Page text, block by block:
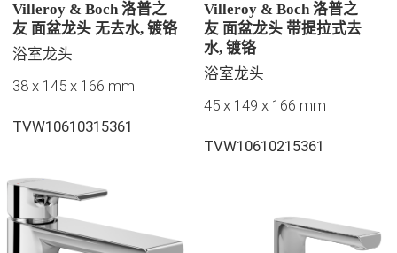
Villeroy & Boch 洛普之
友 面盆龙头 无去水, 镀铬
浴室龙头
38 x 145 x 166 mm
TVW10610315361
Villeroy & Boch 洛普之
友 面盆龙头 带提拉式去
水, 镀铬
浴室龙头
45 x 149 x 166 mm
TVW10610215361